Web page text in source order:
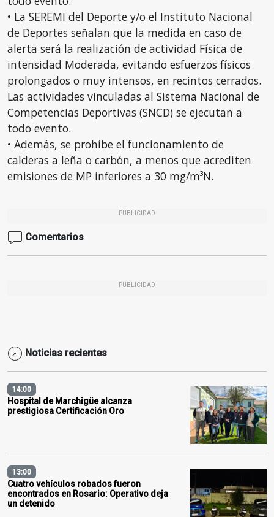
• La SEREMI del Deporte y/o el Instituto Nacional
de Deportes señalan que la medida en caso de
alerta será la realización de actividad Física de
intensidad Moderada, evitando esfuerzos físicos
prolongados o muy intensos, en recintos cerrados.
Las actividades vinculadas al Sistema Nacional de
Competencias Deportivas (SNCD) se ejecutan a
todo evento.
• Además, se prohíbe el funcionamiento de
calderas a leña o carbón, a menos que acrediten
emisiones de MP inferiores a 30 mg/m³N.
PUBLICIDAD
Comentarios
PUBLICIDAD
Noticias recientes
14:00
Hospital de Marchigüe alcanza
prestigiosa Certificación Oro
13:00
Cuatro vehículos robados fueron
encontrados en Rosario: Operativo deja
un detenido